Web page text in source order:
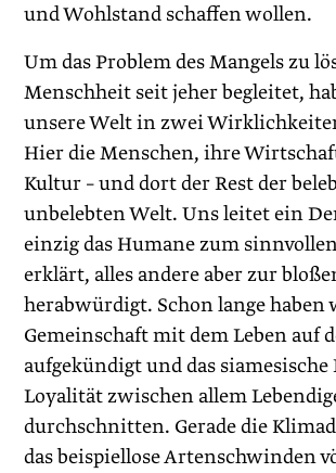
und Wohlstand schaffen wollen.
Um das Problem des Mangels zu
Menschheit seit jeher begleitet,
unsere Welt in zwei
Hier die Menschen, ihre
Kultur – und dort der Rest der
unbelebten Welt. Uns leitet ein
einzig das Humane zum
erklärt, alles andere aber zur
herabwürdigt. Schon lange haben
Gemeinschaft mit dem Leben auf
aufgekündigt und das siamesische
Loyalität zwischen allem
durchschnitten. Gerade die
das beispiellose Artenschwinden